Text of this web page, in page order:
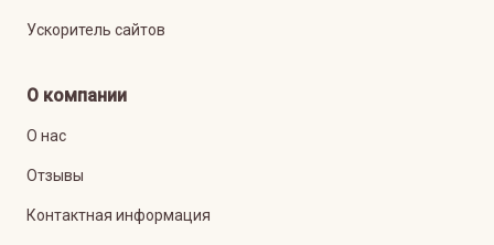
Ускоритель сайтов
О компании
О нас
Отзывы
Контактная информация